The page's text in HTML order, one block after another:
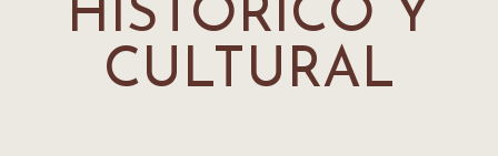
HISTÓRICO Y
CULTURAL